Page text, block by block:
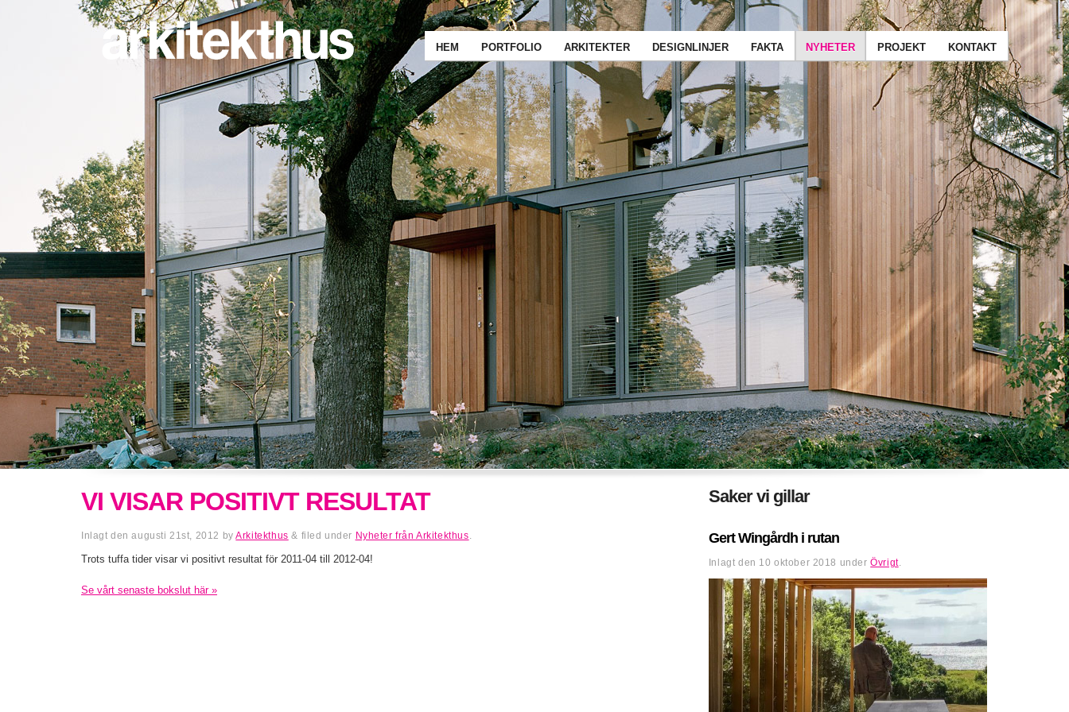
HEM PORTFOLIO ARKITEKTER DESIGNLINJER FAKTA NYHETER PROJEKT KONTAKT
VI VISAR POSITIVT RESULTAT
Inlagt denaugusti 21st, 2012 byArkitekthus & filed under Nyheter från Arkitekthus
Trots tuffa tider visar vi positivt resultat för 2011-04 till 2012-04!
Se vårt senaste bokslut här »
Saker vi gillar
Gert Wingårdh i rutan
Inlagt den 10 oktober 2018 underÖvrigt.